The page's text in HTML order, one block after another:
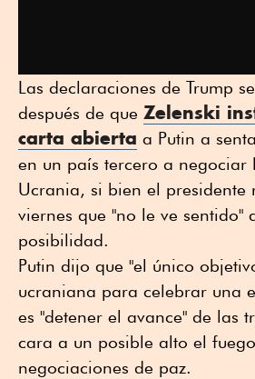
Las declaraciones de Trump
después de que Zelenski
carta abierta a Putin a
en un país tercero a negociar
Ucrania, si bien el presidente
viernes que "no le ve sentido"
posibilidad.
Putin dijo que "el único
ucraniana para celebrar una
es "detener el avance" de las
cara a un posible alto el
negociaciones de paz.